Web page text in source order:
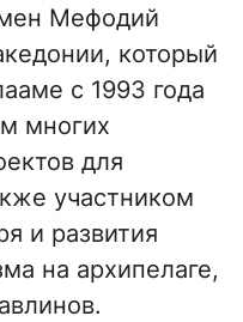
Мефодий
который
с 1993 года
многих
для
участником
и развития
на архипелаге,